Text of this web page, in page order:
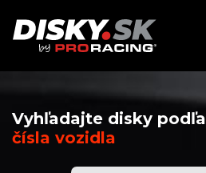
Vyhľadajte disky podľa
čísla vozidla